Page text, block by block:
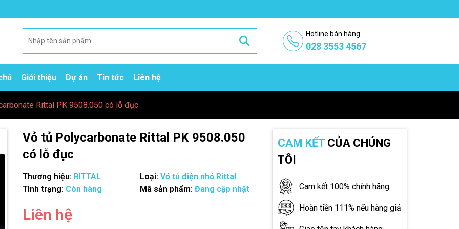
Hotline bán hàng
028 3553 4567
Giới thiệu Dự án Tin tức Liên hệ
Rittal PK 9508.050 có lỗ đục
Vỏ tủ Polycarbonate Rittal PK 9508.050
có lỗ đục
Thương hiệu: RITTAL Loại: Vỏ tủ điện nhỏ Rittal
Tình trạng: Còn hàng Mã sản phẩm: Đang cập nhật
Liên hệ
CAM KẾTCỦA CHÚNG
TÔI
Cam kết 100% chính hãng
Hoàn tiền 111% nếu hàng giả
Mã giảm giá:
Ngày hết hạn: